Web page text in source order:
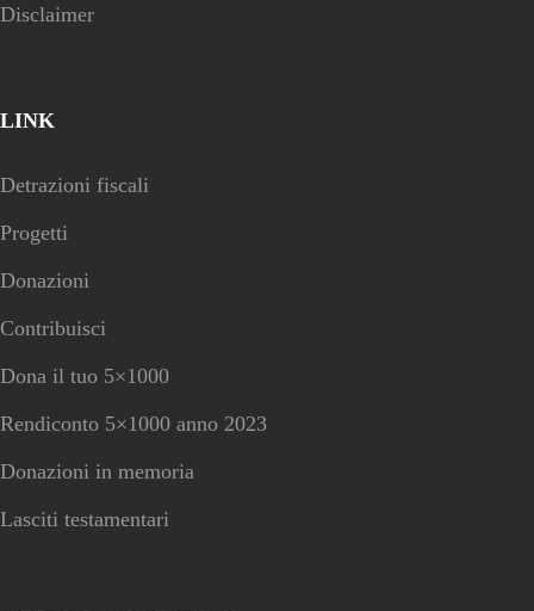
Disclaimer
LINK
Detrazioni fiscali
Progetti
Donazioni
Contribuisci
Dona il tuo 5×1000
Rendiconto 5×1000 anno 2023
Donazioni in memoria
Lasciti testamentari